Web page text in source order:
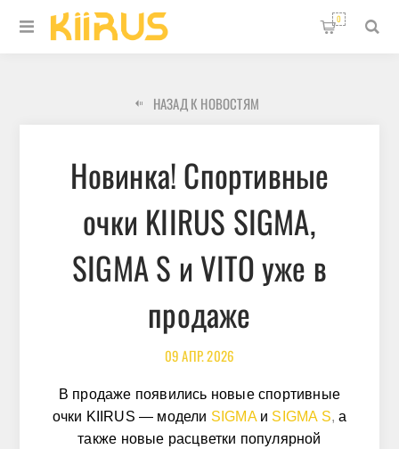
0
НАЗАД К НОВОСТЯМ
Новинка! Спортивные
очки KIIRUS SIGMA,
SIGMA S и VITO уже в
продаже
09АПР.2026
В продаже появились новые спортивные
очки KIIRUS — модели SIGMA и SIGMA S,а
также новые расцветки популярной